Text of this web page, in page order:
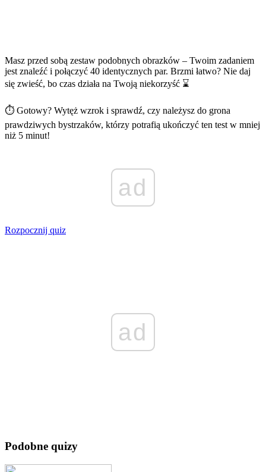
Masz przed sobą zestaw podobnych obrazków – Twoim zadaniem
jest znaleźć i połączyć 40 identycznych par. Brzmi łatwo? Nie daj
się zwieść, bo czas działa na Twoją niekorzyść ⌛
⏱ Gotowy? Wytęż wzrok i sprawdź, czy należysz do grona
prawdziwych bystrzaków, którzy potrafią ukończyć ten test w mniej
niż 5 minut!
ad
Rozpocznij quiz
ad
Podobne quizy